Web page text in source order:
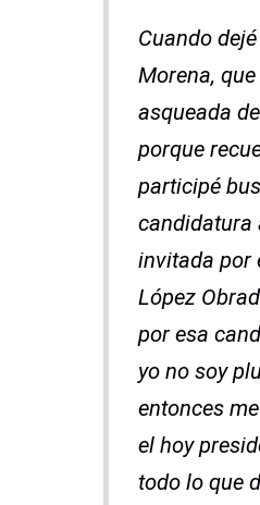
Cuando
Morena,
asqueada
porque
participé
candidatura
invitada por
López
por esa
yo no soy
entonces
el hoy
todo lo que